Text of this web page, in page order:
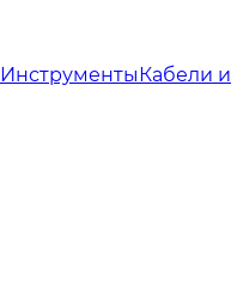
ИнструментыКабели и